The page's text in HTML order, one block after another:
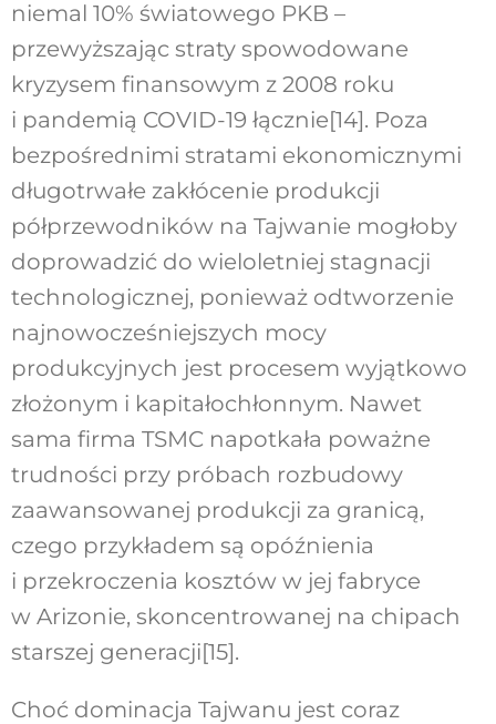
niemal 10% światowego PKB –
przewyższając straty spowodowane
kryzysem finansowym z 2008 roku
i pandemią COVID-19 łącznie[14]. Poza
bezpośrednimi stratami ekonomicznymi
długotrwałe zakłócenie produkcji
półprzewodników na Tajwanie mogłoby
doprowadzić do wieloletniej stagnacji
technologicznej, ponieważ odtworzenie
najnowocześniejszych mocy
produkcyjnych jest procesem wyjątkowo
złożonym i kapitałochłonnym. Nawet
sama firma TSMC napotkała poważne
trudności przy próbach rozbudowy
zaawansowanej produkcji za granicą,
czego przykładem są opóźnienia
i przekroczenia kosztów w jej fabryce
w Arizonie, skoncentrowanej na chipach
starszej generacji[15].
Choć dominacja Tajwanu jest coraz